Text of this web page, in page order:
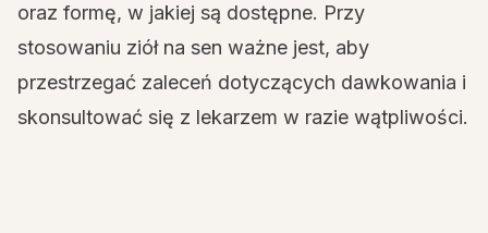
oraz formę, w jakiej są dostępne. Przy
stosowaniu ziół na sen ważne jest, aby
przestrzegać zaleceń dotyczących dawkowania i
skonsultować się z lekarzem w razie wątpliwości.